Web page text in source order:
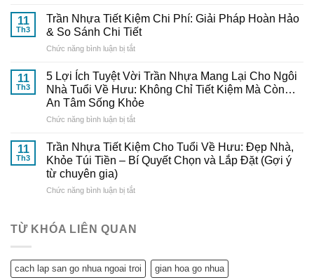
Từ
Chuyên
Gỗ
Nhựa
Đông
Nhã
–
Tầm
Mỹ
Cho
Ngôi
Tuổi
Hưu
Tự
Lắp
Trần
Nhựa
Nhà
Cực
Dễ
Hướng
Chi
Tiết
Nhựa
11
Th3
Trần Nhựa Tiết Kiệm Chi Phí: Giải Pháp Hoàn Hảo
& So Sánh Chi Tiết
Chức năng bình luận bị tắtở
Nhựa
Tiết
Kiệm
Chi
Phí:
Pháp
Hoàn
Hảo
So
Tiết
11
Th3
5 Lợi Ích Tuyệt Vời Trần Nhựa Mang Lại Cho Ngôi
Nhà Tuổi Về Hưu: Không Chỉ Tiết Kiệm Mà Còn…
An Tâm Sống Khỏe
Chức năng bình luận bị tắtở
Lợi
Ích
Tuyệt
Trần
Lại
Nhà
Tuổi
11
Th3
Trần Nhựa Tiết Kiệm Cho Tuổi Về Hưu: Đẹp Nhà,
Khỏe Túi Tiền – Bí Quyết Chọn và Lắp Đặt (Gợi ý
từ chuyên gia)
Chức năng bình luận bị tắtở
Tiết
Tuổi
Về
TỪ KHÓA LIÊN QUAN
cach lap san go nhua ngoai troi gian hoa go nhua